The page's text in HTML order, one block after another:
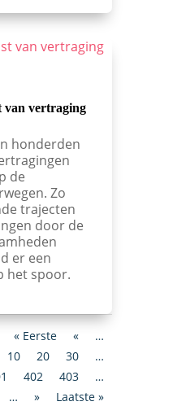
van vertraging
honderden
de
Zo
trajecten
door de
er een
het spoor.
« Eerste «
…
10
20 30
…
402 403
…
… » Laatste »